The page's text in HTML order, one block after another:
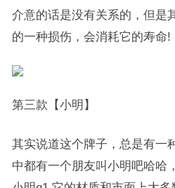
介意的话是没有关系的，但是
的一种损伤，会消耗它的寿命!
第三款【小明】
其实说道这个牌子，总是有一
中都有一个朋友叫小明吧哈哈